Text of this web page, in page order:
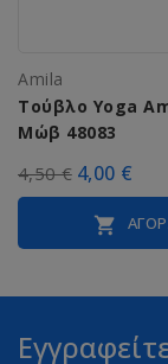
Amila
Τούβλο Yoga
Μώβ 48083
4,50 € 4,00 €
